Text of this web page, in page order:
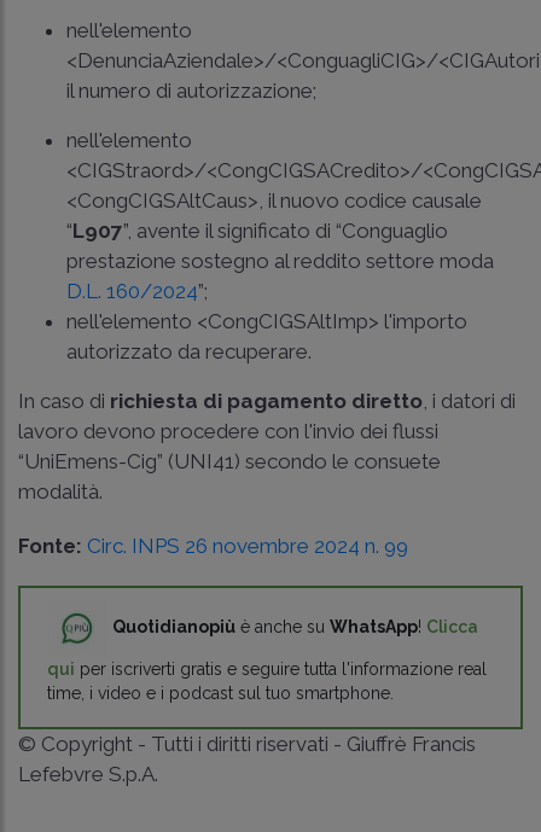
nell'elemento
<DenunciaAziendale>/<ConguagliCIG>/
il numero di autorizzazione;
nell'elemento
<CIGStraord>/<CongCIGSACredito>/
<CongCIGSAltCaus>, il nuovo codice causale
“L907”, avente il significato di “Conguaglio
prestazione sostegno al reddito settore moda
D.L. 160/2024”;
nell'elemento <CongCIGSAltImp> l'importo
autorizzato da recuperare.
In caso di richiesta di pagamento diretto , i datori di
lavoro devono procedere con l'invio dei flussi
“UniEmens-Cig” (UNI41) secondo le consuete
modalità.
Fonte: Circ. INPS 26 novembre 2024 n. 99
Quotidianopiù è anche su WhatsApp! Clicca
qui per iscriverti gratis e seguire tutta l'informazione real
time, i video e i podcast sul tuo smartphone.
© Copyright - Tutti i diritti riservati - Giuffrè Francis
Lefebvre S.p.A.